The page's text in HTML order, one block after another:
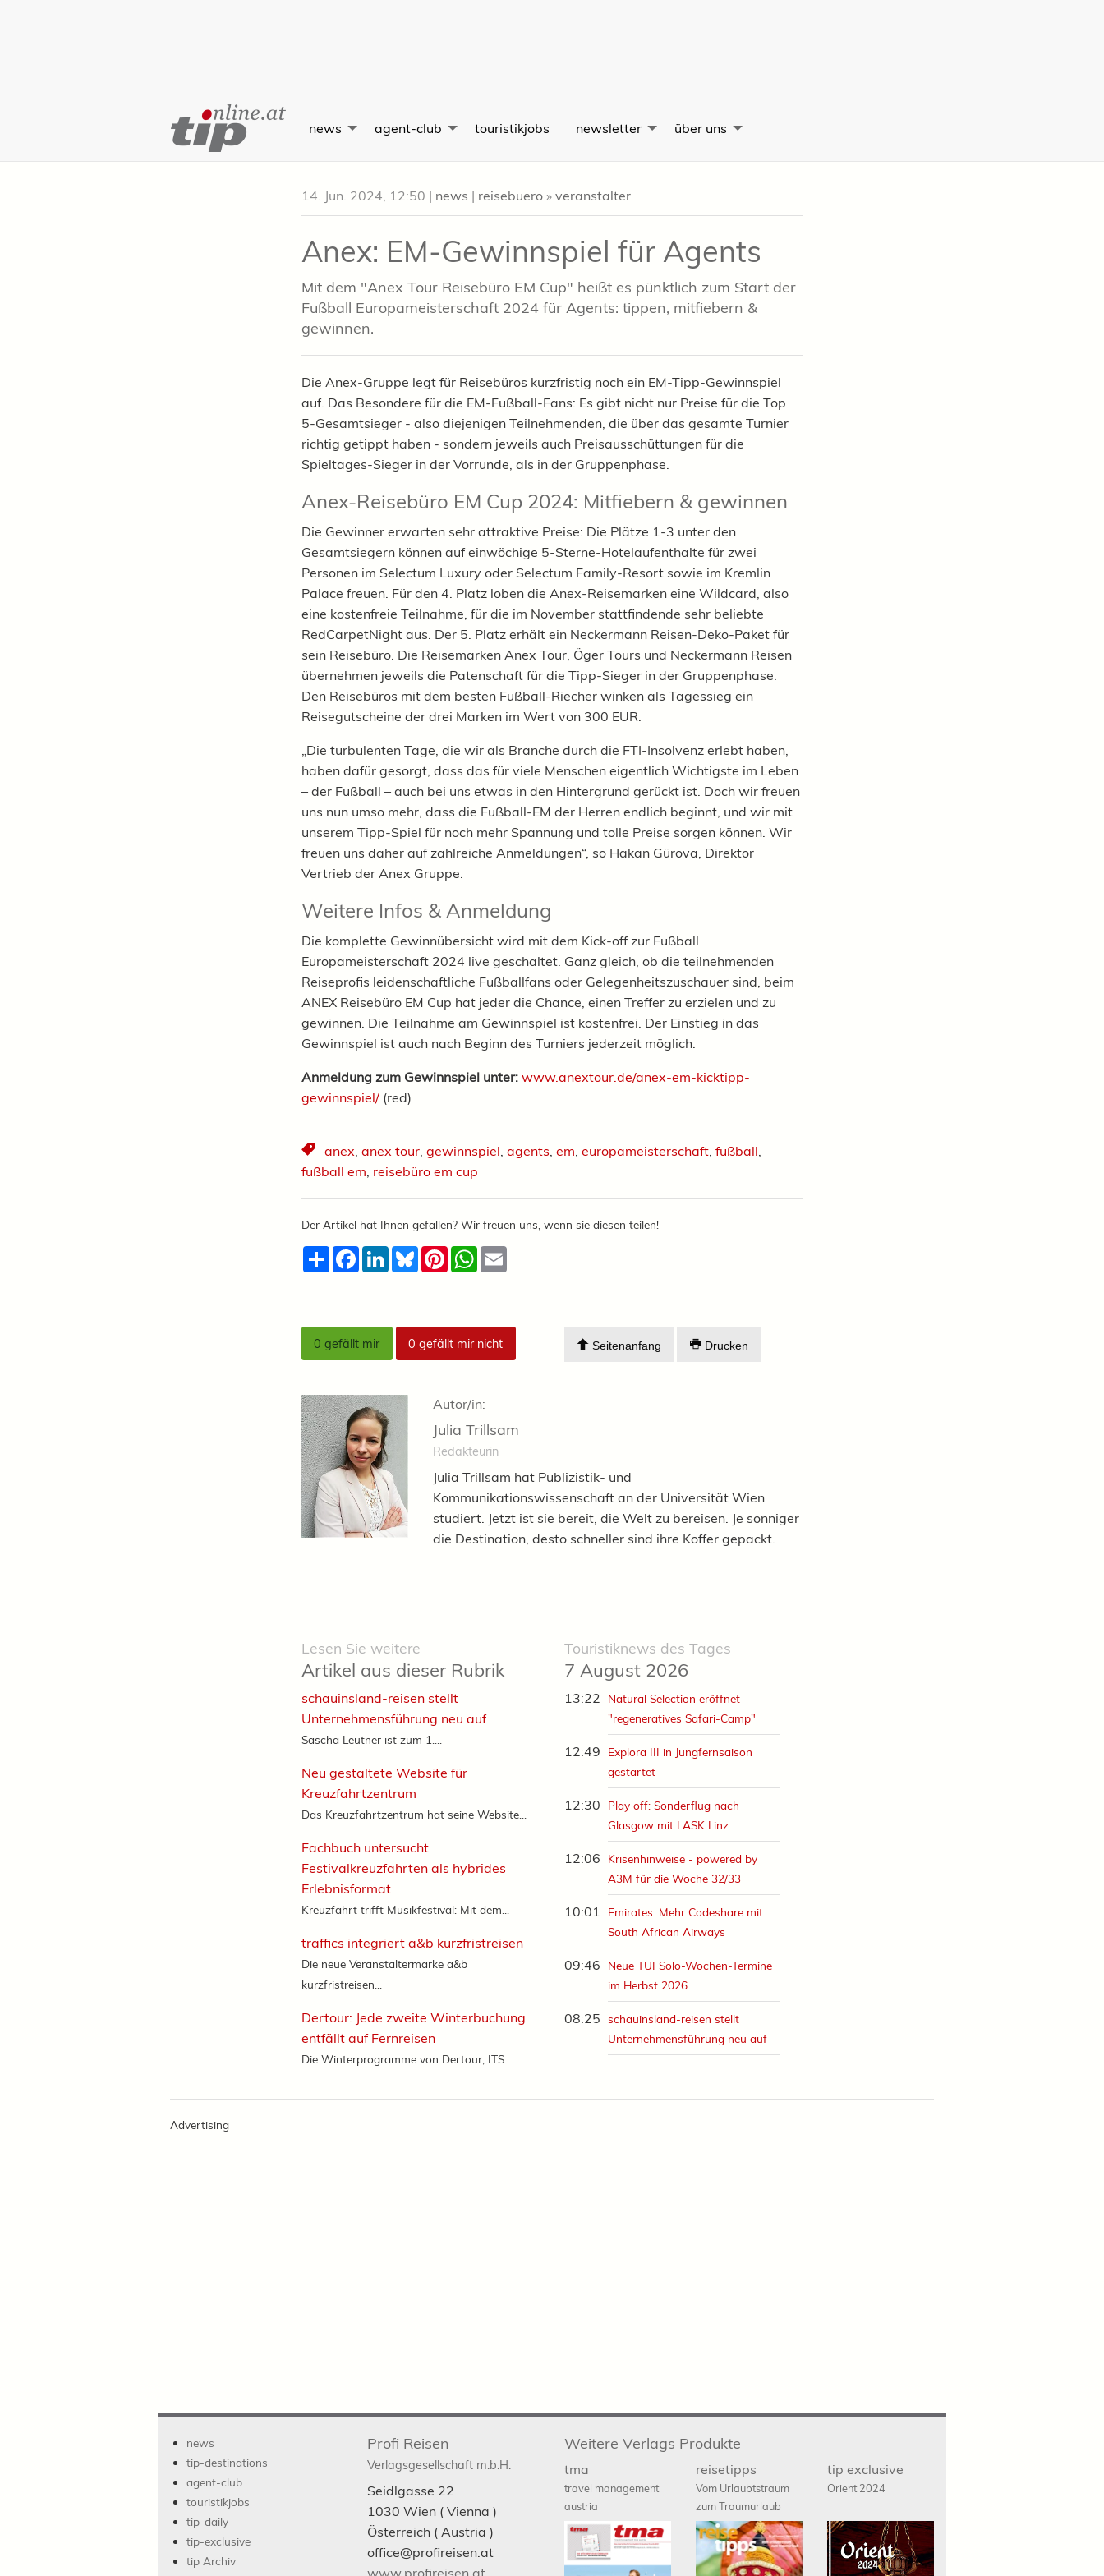
Content
news agent-club touristikjobs newsletter über uns
14. Jun. 2024, 12:50 | news | reisebuero » veranstalter
Anex: EM-Gewinnspiel für Agents
Mit dem "Anex Tour Reisebüro EM Cup" heißt es pünktlich zum Start der
Fußball Europameisterschaft 2024 für Agents: tippen, mitfiebern &
gewinnen.
Die Anex-Gruppe legt für Reisebüros kurzfristig noch ein EM-Tipp-Gewinnspiel
auf. Das Besondere für die EM-Fußball-Fans: Es gibt nicht nur Preise für die Top
5-Gesamtsieger - also diejenigen Teilnehmenden, die über das gesamte Turnier
richtig getippt haben - sondern jeweils auch Preisausschüttungen für die
Spieltages-Sieger in der Vorrunde, als in der Gruppenphase.
Anex-Reisebüro EM Cup 2024: Mitfiebern & gewinnen
Die Gewinner erwarten sehr attraktive Preise: Die Plätze 1-3 unter den
Gesamtsiegern können auf einwöchige 5-Sterne-Hotelaufenthalte für zwei
Personen im Selectum Luxury oder Selectum Family-Resort sowie im Kremlin
Palace freuen. Für den 4. Platz loben die Anex-Reisemarken eine Wildcard, also
eine kostenfreie Teilnahme, für die im November stattfindende sehr beliebte
RedCarpetNight aus. Der 5. Platz erhält ein Neckermann Reisen-Deko-Paket für
sein Reisebüro. Die Reisemarken Anex Tour, Öger Tours und Neckermann Reisen
übernehmen jeweils die Patenschaft für die Tipp-Sieger in der Gruppenphase.
Den Reisebüros mit dem besten Fußball-Riecher winken als Tagessieg ein
Reisegutscheine der drei Marken im Wert von 300 EUR.
„Die turbulenten Tage, die wir als Branche durch die FTI-Insolvenz erlebt haben,
haben dafür gesorgt, dass das für viele Menschen eigentlich Wichtigste im Leben
– der Fußball – auch bei uns etwas in den Hintergrund gerückt ist. Doch wir freuen
uns nun umso mehr, dass die Fußball-EM der Herren endlich beginnt, und wir mit
unserem Tipp-Spiel für noch mehr Spannung und tolle Preise sorgen können. Wir
freuen uns daher auf zahlreiche Anmeldungen“, so Hakan Gürova, Direktor
Vertrieb der Anex Gruppe.
Weitere Infos & Anmeldung
Die komplette Gewinnübersicht wird mit dem Kick-off zur Fußball
Europameisterschaft 2024 live geschaltet. Ganz gleich, ob die teilnehmenden
Reiseprofis leidenschaftliche Fußballfans oder Gelegenheitszuschauer sind, beim
ANEX Reisebüro EM Cup hat jeder die Chance, einen Treffer zu erzielen und zu
gewinnen. Die Teilnahme am Gewinnspiel ist kostenfrei. Der Einstieg in das
Gewinnspiel ist auch nach Beginn des Turniers jederzeit möglich.
Anmeldung zum Gewinnspiel unter: www.anextour.de/anex-em-kicktipp-
gewinnspiel/ (red)
anex, anex tour, gewinnspiel, agents, em, europameisterschaft, fußball,
fußball em, reisebüro em cup
Der Artikel hat Ihnen gefallen? Wir freuen uns, wenn sie diesen teilen!
TeilenFacebook
LinkedInBlueskyPinterestWhatsApp
0 gefällt mir 0 gefällt mir nicht Seitenanfang Drucken
Autor/in:
Julia Trillsam
Redakteurin
Julia Trillsam hat Publizistik- und
Kommunikationswissenschaft an der Universität Wien
studiert. Jetzt ist sie bereit, die Welt zu bereisen. Je sonniger
die Destination, desto schneller sind ihre Koffer gepackt.
Touristiknews des Tages
7 August 2026
13:22
Natural Selection eröffnet
"regeneratives Safari-Camp"
12:49
Explora III in Jungfernsaison
gestartet
12:30
Play off: Sonderflug nach
Glasgow mit LASK Linz
12:06
Krisenhinweise - powered by
A3M für die Woche 32/33
10:01
Emirates: Mehr Codeshare mit
South African Airways
09:46
Neue TUI Solo-Wochen-Termine
im Herbst 2026
08:25
schauinsland-reisen stellt
Unternehmensführung neu auf
Lesen Sie weitere
Artikel aus dieser Rubrik
schauinsland-reisen stellt
Unternehmensführung neu auf
Sascha Leutner ist zum 1....
Neu gestaltete Website für
Kreuzfahrtzentrum
Das Kreuzfahrtzentrum hat seine Website...
Fachbuch untersucht
Festivalkreuzfahrten als hybrides
Erlebnisformat
Kreuzfahrt trifft Musikfestival: Mit dem...
traffics integriert a&b kurzfristreisen
Die neue Veranstaltermarke a&b
kurzfristreisen...
Dertour: Jede zweite Winterbuchung
entfällt auf Fernreisen
Die Winterprogramme von Dertour, ITS...
Advertising
news
tip-destinations
agent-club
touristikjobs
tip-daily
tip-exclusive
tip Archiv
Profi Reisen
Verlagsgesellschaft m.b.H.
Seidlgasse 22
1030 Wien ( Vienna )
Österreich ( Austria )
office@profireisen.at
Weitere Verlags Produkte
tma
travel management
austria
reisetipps
Vom Urlaubtstraum
zum Traumurlaub
tip exclusive
Orient 2024